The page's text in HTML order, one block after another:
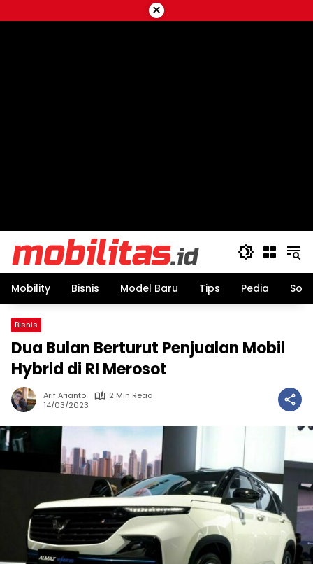
to
×
Mobility Bisnis Model Baru Tips Pedia
Bisnis
Dua Bulan Berturut Penjualan Mobil
Hybrid di RI Merosot
Arif Arianto
2 Min Read
14/03/2023